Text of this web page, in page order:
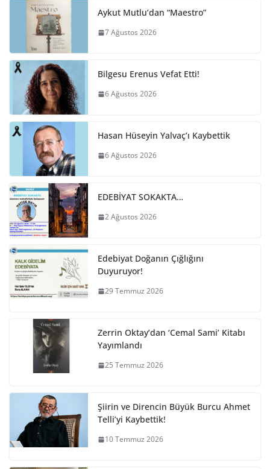
Aykut Mutlu’dan “Maestro”
7 Ağustos 2026
Bilgesu Erenus Vefat Etti!
6 Ağustos 2026
Hasan Hüseyin Yalvaç’ı Kaybettik
6 Ağustos 2026
EDEBİYAT SOKAKTA…
2 Ağustos 2026
Edebiyat Doğanın Çığlığını
Duyuruyor!
29 Temmuz 2026
Zerrin Oktay’dan ‘Cemal Sami’ Kitabı
Yayımlandı
25 Temmuz 2026
Şiirin ve Direncin Büyük Burcu Ahmet
Telli’yi Kaybettik!
10 Temmuz 2026